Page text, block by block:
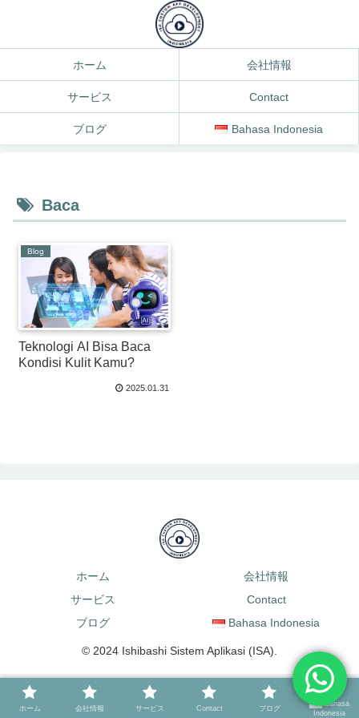
ホーム 会社情報
サービス Contact
ブログ Bahasa Indonesia
Baca
Blog
Teknologi AI Bisa Baca
Kondisi Kulit Kamu?
2025.01.31
ホーム
会社情報
サービス
Contact
ブログ
Bahasa Indonesia
© 2024 Ishibashi Sistem Aplikasi (ISA).
ホーム 会社情報 サービス Contact ブログ
Bahasa
Indonesia